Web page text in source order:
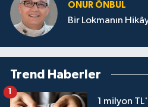
ONUR ÖNBUL
Bir Lokmanın
Trend Haberler
1 milyon
1